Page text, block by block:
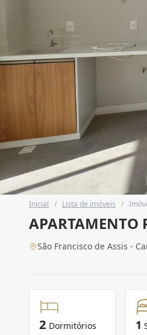
Inicial / Lista de imóveis /
APARTAMENTO
São Francisco de Assis -
2 Dormitórios 1